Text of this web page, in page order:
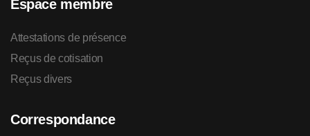
Espace membre
Attestations de présence
Reçus de cotisation
Reçus divers
Correspondance